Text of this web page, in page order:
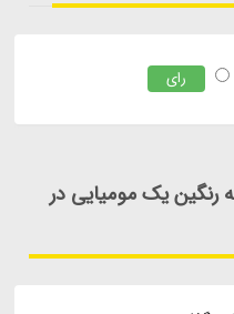
رای
رنگین یک مومیایی در